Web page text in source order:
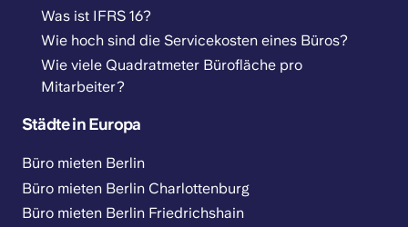
Was ist IFRS 16?
Wie hoch sind die Servicekosten eines Büros?
Wie viele Quadratmeter Bürofläche pro
Mitarbeiter?
Städte in Europa
Büro mieten Berlin
Büro mieten Berlin Charlottenburg
Büro mieten Berlin Friedrichshain